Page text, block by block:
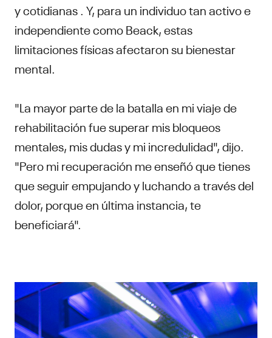
y cotidianas . Y, para un individuo tan activo e
independiente como Beack, estas
limitaciones físicas afectaron su bienestar
mental.
"La mayor parte de la batalla en mi viaje de
rehabilitación fue superar mis bloqueos
mentales, mis dudas y mi incredulidad", dijo.
"Pero mi recuperación me enseñó que tienes
que seguir empujando y luchando a través del
dolor, porque en última instancia, te
beneficiará".